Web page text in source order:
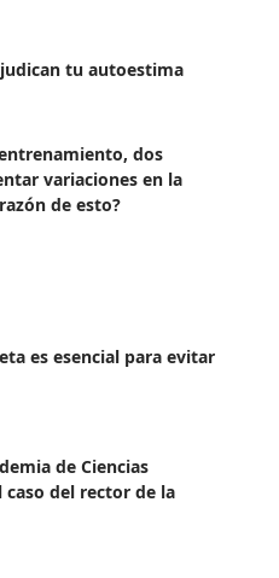
tu autoestima
dos
variaciones en la
de esto?
es esencial para evitar
de Ciencias
del rector de la